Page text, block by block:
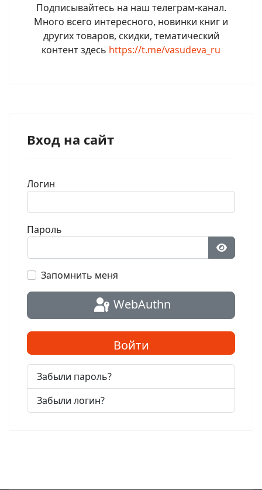
Подписывайтесь на наш телеграм-канал.
Много всего интересного, новинки книг и
других товаров, скидки, тематический
контент здесь https://t.me/vasudeva_ru
Вход на сайт
Логин
Пароль
Запомнить меня
WebAuthn
Войти
Забыли пароль?
Забыли логин?